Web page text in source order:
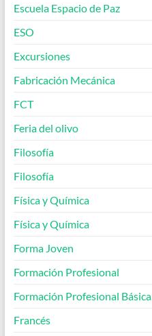
Escuela Espacio de Paz
ESO
Excursiones
Fabricación Mecánica
FCT
Feria del olivo
Filosofía
Filosofía
Física y Química
Física y Química
Forma Joven
Formación Profesional
Formación Profesional Básica
Francés